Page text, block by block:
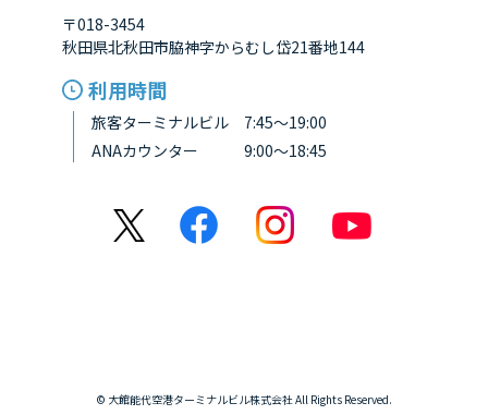
〒018-3454
秋田県北秋田市脇神字からむし岱21番地144
利用時間
旅客ターミナルビル 7:45～19:00
ANAカウンター 9:00～18:45
© 大館能代空港ターミナルビル株式会社 All Rights Reserved.